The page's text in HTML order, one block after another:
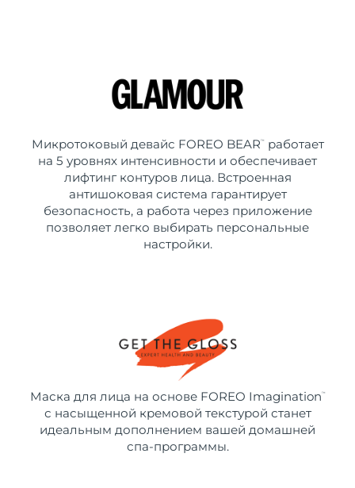
Микротоковый девайс FOREO BEAR ™
работает
на 5 уровнях интенсивности и обеспечивает
лифтинг контуров лица. Встроенная
антишоковая система гарантирует
безопасность, а работа через приложение
позволяет легко выбирать персональные
настройки.
Маска для лица на основе FOREO Imagination ™
с насыщенной кремовой текстурой станет
идеальным дополнением вашей домашней
спа-программы.